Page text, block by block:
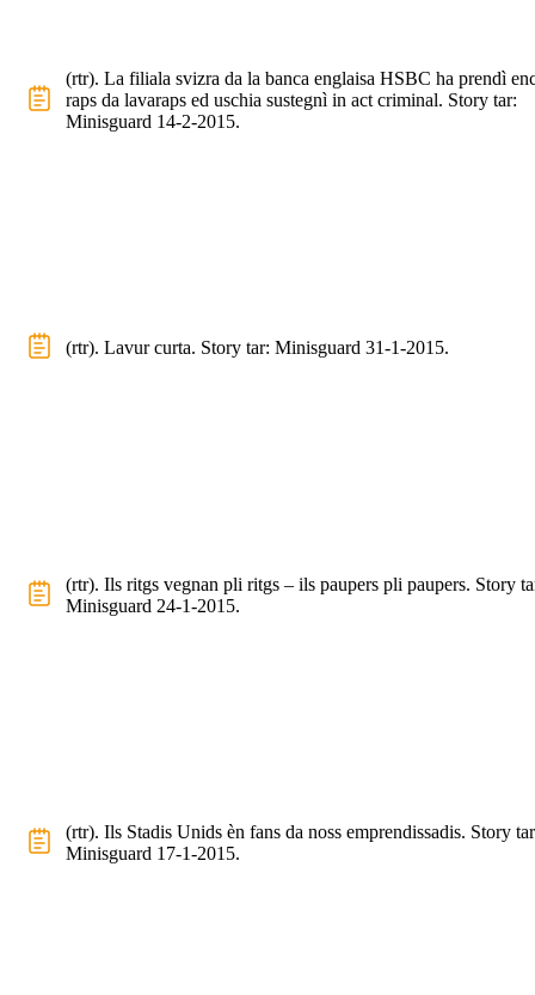
(rtr). La filiala svizra da la banca englaisa HSBC ha prendì
raps da lavaraps ed uschia sustegnì in act criminal. Story tar:
Minisguard 14-2-2015.
(rtr). Lavur curta. Story tar: Minisguard 31-1-2015.
(rtr). Ils ritgs vegnan pli ritgs – ils paupers pli paupers. Story
Minisguard 24-1-2015.
(rtr). Ils Stadis Unids èn fans da noss emprendissadis. Story
Minisguard 17-1-2015.